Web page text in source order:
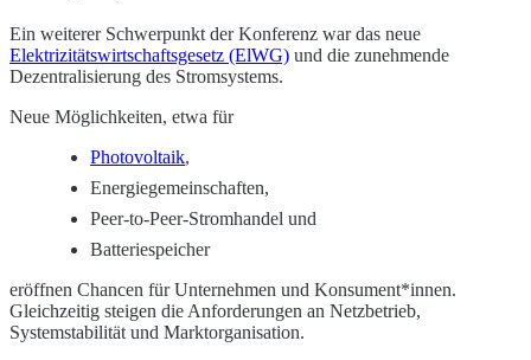
Ein weiterer Schwerpunkt der Konferenz war das neue
Elektrizitätswirtschaftsgesetz (ElWG) und die zunehmende
Dezentralisierung des Stromsystems.
Neue Möglichkeiten, etwa für
Photovoltaik,
Energiegemeinschaften,
Peer-to-Peer-Stromhandel und
Batteriespeicher
eröffnen Chancen für Unternehmen und Konsument*innen.
Gleichzeitig steigen die Anforderungen an Netzbetrieb,
Systemstabilität und Marktorganisation.